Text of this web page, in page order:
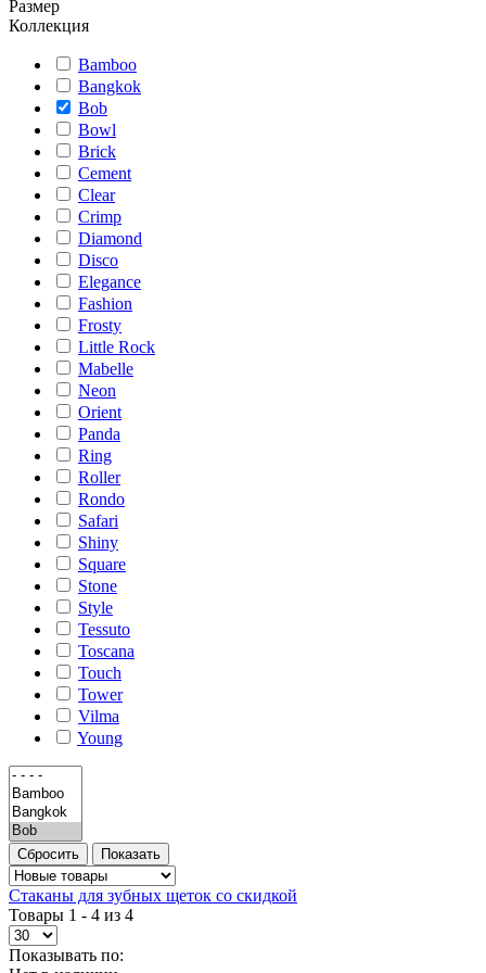
Размер
Коллекция
Bamboo
Bangkok
Bob
Bowl
Brick
Cement
Clear
Crimp
Diamond
Disco
Elegance
Fashion
Frosty
Little Rock
Mabelle
Neon
Orient
Panda
Ring
Roller
Rondo
Safari
Shiny
Square
Stone
Style
Tessuto
Toscana
Touch
Tower
Vilma
Young
Стаканы для зубных щеток со скидкой
Товары 1 - 4 из 4
Показывать по: